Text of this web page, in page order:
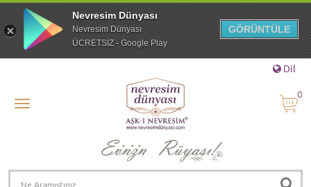
Dil
0
Nevresim Dünyası
Nevresim Dünyası
ÜCRETSİZ - Google Play
GÖRÜNTÜLE